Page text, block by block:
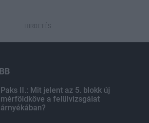
HIRDETÉS
Paks II.: Mit jelent az 5. blokk új
mérföldköve a felülvizsgálat
árnyékában?